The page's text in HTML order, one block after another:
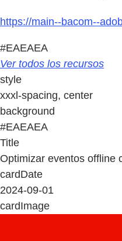
https://main--bacom--
#EAEAEA
Ver todos los recursos
style
xxxl-spacing, center
background
#EAEAEA
Title
Optimizar eventos offline
cardDate
2024-09-01
cardImage